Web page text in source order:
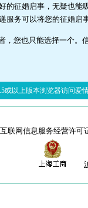
好的征婚启事，无疑也能
服务可以将您的征婚启
您也只能选择一个。
或以上版本浏览器访问爱
互联网信息服务经营许可